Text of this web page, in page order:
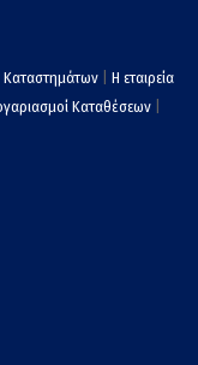
Καταστημάτων
Η εταιρεία
Καταθέσεων